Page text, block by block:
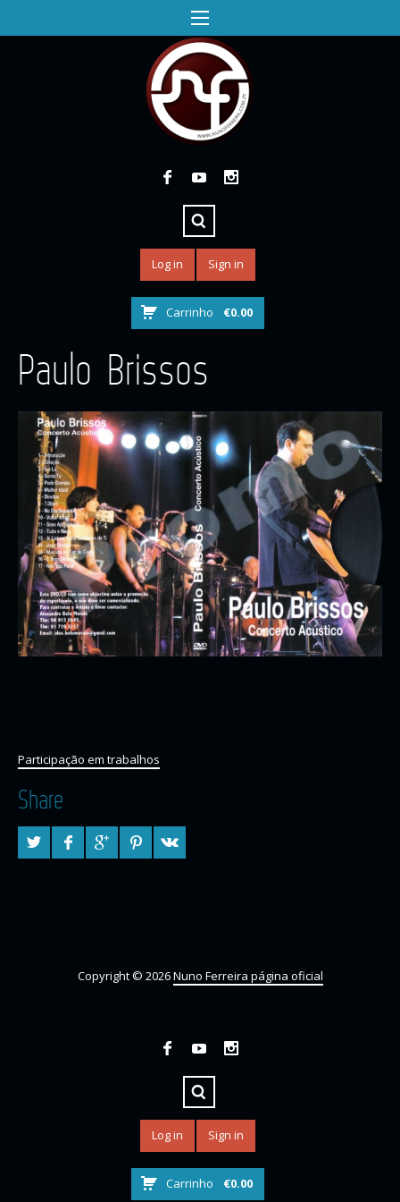
Log in Sign in
Carrinho €0.00
Paulo Brissos
Participação em trabalhos
Share
Copyright © 2026Nuno Ferreira página oficial
Log in Sign in
Carrinho €0.00